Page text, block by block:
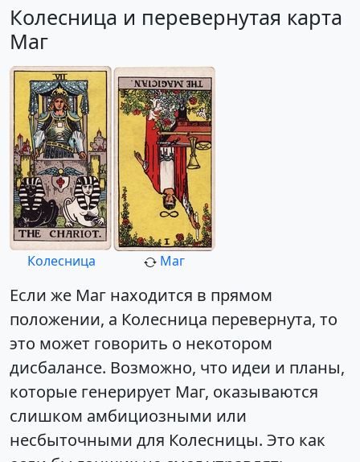
Колесница и перевернутая карта
Маг
Колесница Маг
Если же Маг находится в прямом
положении, а Колесница перевернута, то
это может говорить о некотором
дисбалансе. Возможно, что идеи и планы,
которые генерирует Маг, оказываются
слишком амбициозными или
несбыточными для Колесницы. Это как